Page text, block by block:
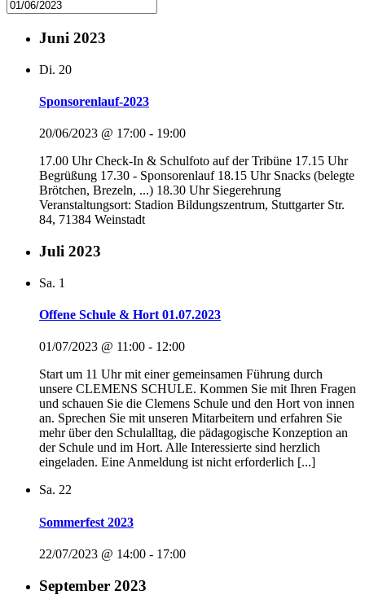
Juni 2023
Di. 20
Sponsorenlauf-2023
20/06/2023 @ 17:00 - 19:00
17.00 Uhr Check-In & Schulfoto auf der Tribüne 17.15 Uhr
Begrüßung 17.30 - Sponsorenlauf 18.15 Uhr Snacks (belegte
Brötchen, Brezeln, ...) 18.30 Uhr Siegerehrung
Veranstaltungsort: Stadion Bildungszentrum, Stuttgarter Str.
84, 71384 Weinstadt
Juli 2023
Sa. 1
Offene Schule & Hort 01.07.2023
01/07/2023 @ 11:00 - 12:00
Start um 11 Uhr mit einer gemeinsamen Führung durch
unsere CLEMENS SCHULE. Kommen Sie mit Ihren Fragen
und schauen Sie die Clemens Schule und den Hort von innen
an. Sprechen Sie mit unseren Mitarbeitern und erfahren Sie
mehr über den Schulalltag, die pädagogische Konzeption an
der Schule und im Hort. Alle Interessierte sind herzlich
eingeladen. Eine Anmeldung ist nicht erforderlich [...]
Sa. 22
Sommerfest 2023
22/07/2023 @ 14:00 - 17:00
September 2023